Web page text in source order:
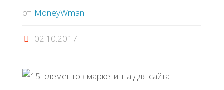
от MoneyWman
02.10.2017